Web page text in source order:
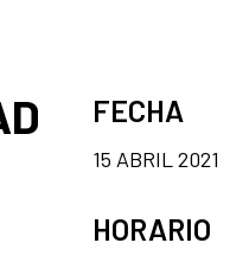
FECHA
15 ABRIL 2021
HORARIO